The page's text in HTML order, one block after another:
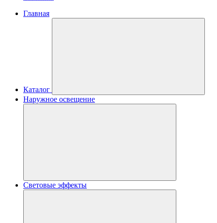
Главная
Каталог
Наружное освещение
Световые эффекты